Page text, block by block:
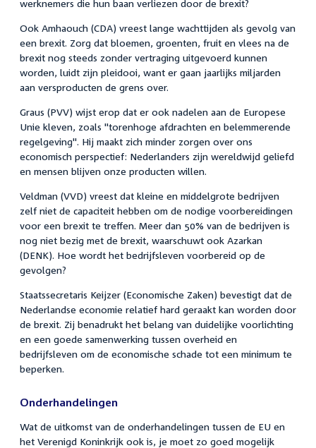
werknemers die hun baan verliezen door de brexit?
Ook Amhaouch (CDA) vreest lange wachttijden als gevolg van
een brexit. Zorg dat bloemen, groenten, fruit en vlees na de
brexit nog steeds zonder vertraging uitgevoerd kunnen
worden, luidt zijn pleidooi, want er gaan jaarlijks miljarden
aan versproducten de grens over.
Graus (PVV) wijst erop dat er ook nadelen aan de Europese
Unie kleven, zoals "torenhoge afdrachten en belemmerende
regelgeving". Hij maakt zich minder zorgen over ons
economisch perspectief: Nederlanders zijn wereldwijd geliefd
en mensen blijven onze producten willen.
Veldman (VVD) vreest dat kleine en middelgrote bedrijven
zelf niet de capaciteit hebben om de nodige voorbereidingen
voor een brexit te treffen. Meer dan 50% van de bedrijven is
nog niet bezig met de brexit, waarschuwt ook Azarkan
(DENK). Hoe wordt het bedrijfsleven voorbereid op de
gevolgen?
Staatssecretaris Keijzer (Economische Zaken) bevestigt dat de
Nederlandse economie relatief hard geraakt kan worden door
de brexit. Zij benadrukt het belang van duidelijke voorlichting
en een goede samenwerking tussen overheid en
bedrijfsleven om de economische schade tot een minimum te
beperken.
Onderhandelingen
Wat de uitkomst van de onderhandelingen tussen de EU en
het Verenigd Koninkrijk ook is, je moet zo goed mogelijk